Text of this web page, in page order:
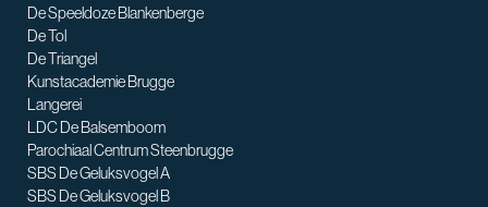
De Speeldoze Blankenberge
De Tol
De Triangel
Kunstacademie Brugge
Langerei
LDC De Balsemboom
Parochiaal Centrum Steenbrugge
SBS De Geluksvogel A
SBS De Geluksvogel B
SNT assistent
Waarmee kan ik je helpen?